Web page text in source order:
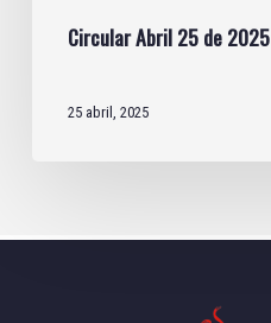
Circular Abril 25 de 2025
25 abril, 2025